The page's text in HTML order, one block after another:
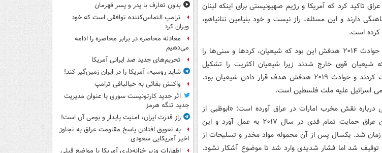
تاکید کرد که آمریکا و رژیم صهیونیستی برای اینکه لبنان
دارند و این مسئله، راز نیست و خود بنیامین نتانیاهو،
کرده است.
الخزعلی در گفتگو با الجزیره افزود: حوادث ۲۰۱۴ هدفش این بود که شیعیان، کردها و سنی‌ها را
قوی خارج شدند زیرا شیعیان اکثریت را تشکیل
می‌دهند و از وحدت عراق محافظت کردند و حوادث ۲۰۱۹ هدفش هدف قرار دادن شیعیان بود.
اسرائیل علیه ملت فلسطین است.
درباره نقش مخرب امارات در عراق آورده است: «ابوظبی از
برگزاری همه پرسی اقلیم کردستان عراق حمایت تمام قدی در سال ۲۰۱۷ به عمل آورد و این
شد. یکسال پس از آن محموله مواد مخدر و تسلیحات از
توقیف شد اما فشار شدیدی وارد شد تا موضوع آشکار نشود.
بدون تعارف با پدر و پسر قهرمان
ترامپ التماس‌کننده توافقی است که خود
ویران کرد
معادله محاصره در برابر محاصره را ادامه
می‌دهیم
تحریم‌های جدید ضد ایرانی آمریکا
شاید روسیه، آمریکا را در ایران زمین‌گیر کند!
واکنش بقائی به خیالبافی ترامپ
اثر جدید کارتونیست سوری با عنوان مدیریت
جدید تنگه هرمز
راز قدرت ایران، امنیت پایدار و بومی آن است!
به تعویق افتادن پاسخ مقاومت عراق به تجاوز
اخیر آمریکایی سعودی
اظهارات وزیر خزانه‌داری آمریکا با مواضع قبلی